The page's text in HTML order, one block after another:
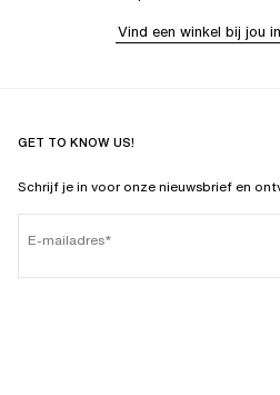
Vind een winkel bij jou
GET TO KNOW US!
Schrijf je in voor onze nieuwsbrief en
E-mailadres